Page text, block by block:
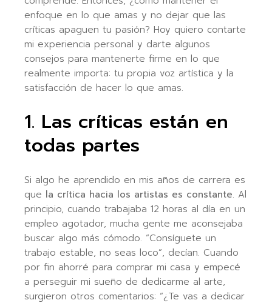
enfoque en lo que amas y no dejar que las
críticas apaguen tu pasión? Hoy quiero contarte
mi experiencia personal y darte algunos
consejos para mantenerte firme en lo que
realmente importa: tu propia voz artística y la
satisfacción de hacer lo que amas.
1. Las críticas están en
todas partes
Si algo he aprendido en mis años de carrera es
que la crítica hacia los artistas es constante. Al
principio, cuando trabajaba 12 horas al día en un
empleo agotador, mucha gente me aconsejaba
buscar algo más cómodo. “Consíguete un
trabajo estable, no seas loco”, decían. Cuando
por fin ahorré para comprar mi casa y empecé
a perseguir mi sueño de dedicarme al arte,
surgieron otros comentarios: “¿Te vas a dedicar